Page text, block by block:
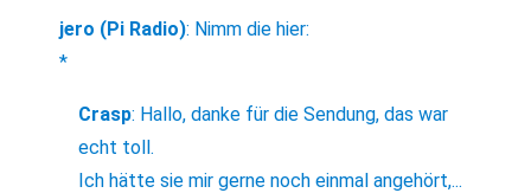
jero (Pi Radio): Nimm die hier:
*
Crasp: Hallo, danke für die Sendung, das war
echt toll.
Ich hätte sie mir gerne noch einmal angehört,...